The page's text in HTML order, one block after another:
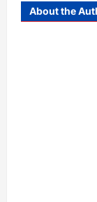
About the